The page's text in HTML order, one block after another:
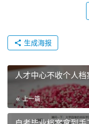
生成海报
人才中心不收个人档
上一篇